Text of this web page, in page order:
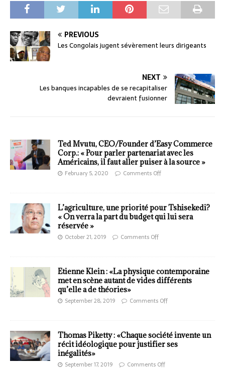
PREVIOUS
Les Congolais jugent sévèrement leurs dirigeants
NEXT
Les banques incapables de se recapitaliser
devraient fusionner
Ted Mvutu, CEO/Founder d’Easy Commerce
Corp.: « Pour parler partenariat avec les
Américains, il faut aller puiser à la source »
February 5, 2020 Comments Off
L’agriculture, une priorité pour Tshisekedi?
« On verra la part du budget qui lui sera
réservée »
October 21, 2019 Comments Off
Etienne Klein : «La physique contemporaine
met en scène autant de vides différents
qu’elle a de théories»
September 28, 2019 Comments Off
Thomas Piketty : «Chaque société invente un
récit idéologique pour justifier ses
inégalités»
September 17, 2019 Comments Off